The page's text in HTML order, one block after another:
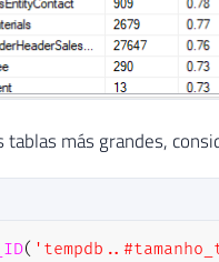
tablas más grandes,
(